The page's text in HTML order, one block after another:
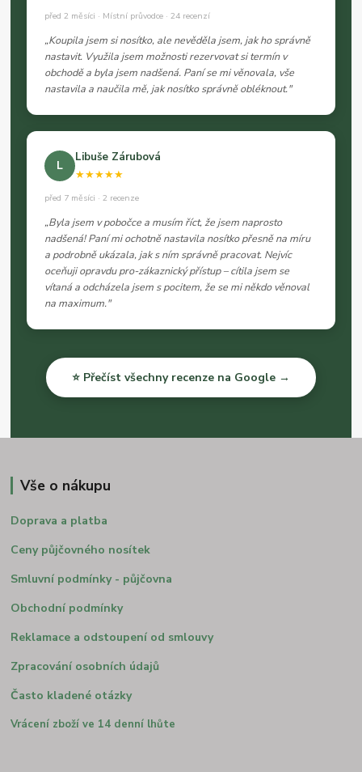
před 2 měsíci · Místní průvodce · 24 recenzí
„Koupila jsem si nosítko, ale nevěděla jsem, jak ho správně
nastavit. Využila jsem možnosti rezervovat si termín v
obchodě a byla jsem nadšená. Paní se mi věnovala, vše
nastavila a naučila mě, jak nosítko správně obléknout."
L
Libuše Zárubová
★★★★★
před 7 měsíci · 2 recenze
„Byla jsem v pobočce a musím říct, že jsem naprosto
nadšená! Paní mi ochotně nastavila nosítko přesně na míru
a podrobně ukázala, jak s ním správně pracovat. Nejvíc
oceňuji opravdu pro-zákaznický přístup – cítila jsem se
vítaná a odcházela jsem s pocitem, že se mi někdo věnoval
na maximum."
⭐ Přečíst všechny recenze na Google →
Vše o nákupu
Doprava a platba
Ceny půjčovného nosítek
Smluvní podmínky - půjčovna
Obchodní podmínky
Reklamace a odstoupení od smlouvy
Zpracování osobních údajů
Často kladené otázky
Vrácení zboží ve 14 denní lhůte